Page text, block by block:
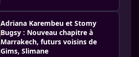
Adriana Karembeu et Stomy
Bugsy : Nouveau chapitre à
Marrakech, futurs voisins de
Gims, Slimane